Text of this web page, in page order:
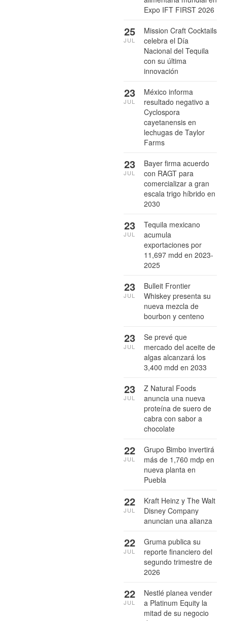
Expo IFT FIRST 2026
Mission Craft Cocktails
celebra el Día
Nacional del Tequila
con su última
innovación
25
JUL
México informa
resultado negativo a
Cyclospora
cayetanensis en
lechugas de Taylor
Farms
23
JUL
Bayer firma acuerdo
con RAGT para
comercializar a gran
escala trigo híbrido en
2030
23
JUL
Tequila mexicano
acumula
exportaciones por
11,697 mdd en 2023-
2025
23
JUL
Bulleit Frontier
Whiskey presenta su
nueva mezcla de
bourbon y centeno
23
JUL
Se prevé que
mercado del aceite de
algas alcanzará los
3,400 mdd en 2033
23
JUL
Z Natural Foods
anuncia una nueva
proteína de suero de
cabra con sabor a
chocolate
23
JUL
Grupo Bimbo invertirá
más de 1,760 mdp en
nueva planta en
Puebla
22
JUL
Kraft Heinz y The Walt
Disney Company
anuncian una alianza
22
JUL
Gruma publica su
reporte financiero del
segundo trimestre de
2026
22
JUL
Nestlé planea vender
a Platinum Equity la
mitad de su negocio
22
JUL